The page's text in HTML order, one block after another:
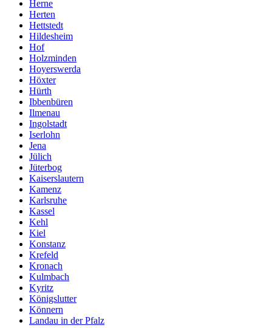
Herne
Herten
Hettstedt
Hildesheim
Hof
Holzminden
Hoyerswerda
Höxter
Hürth
Ibbenbüren
Ilmenau
Ingolstadt
Iserlohn
Jena
Jülich
Jüterbog
Kaiserslautern
Kamenz
Karlsruhe
Kassel
Kehl
Kiel
Konstanz
Krefeld
Kronach
Kulmbach
Kyritz
Königslutter
Könnern
Landau in der Pfalz